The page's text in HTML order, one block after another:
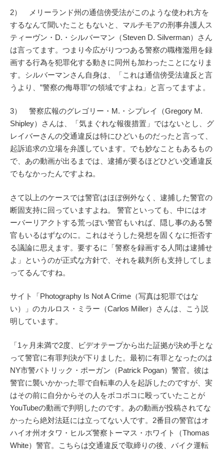
2） メリーランド州の通信傍受法がこのような使われ方を
するなんて聞いたこともないと、マルチモアの刑事弁護人ス
ティーヴン・D.・シルバーマン（Steven D. Silverman）さん
は言ってます。つまり今広がりつつある警察の職権濫用を録
画する行為を犯罪化する動きに同州も加わったことになりま
す。シルバーマンさん自身は、「これは通信傍受法違反と言
うより、”警察の侮辱罪”の領域ですよね」と言ってますよ。
3） 警察広報のグレゴリー・M.・シプレイ（Gregory M.
Shipley）さんは、「気まぐれな報復措置」ではないとし、グ
レイバーさんの交通違反は特にひどいものだったと言って、
起訴追求の立場を弁護しています。でも妙なこともあるもの
で、あの動画が出るまでは、逮捕が要るほどひどい交通違反
でもなかったんですよね。
さて以上のケースでは警官はほぼ例外なく、逮捕した警官の
断固支持に回っていますよね。 警官といっても、中にはオ
ーバーリアクトする荒っぽい警官もいれば、隠し事のある警
官もいるはずなのに。これはそうした発想を固くなに拒否す
る議論に思えます。要するに「警察を録画する人間は逮捕せ
よ」というのが正式な方針で、それを裁判所も支持してしま
ってるんですね。
サイト「Photography Is Not A Crime（写真は犯罪ではな
い）」のカルロス・ミラー（Carlos Miller）さんは、こう説
明しています。
「1ヶ月未満で2度、ビデオテープから出た証拠が決め手とな
って警官に有罪判決が下りました。最初に有罪となったのは
NY市警パトリック・ポーガン（Patrick Pogan）警官。彼は
警官に襲いかかった罪で自転車の人を起訴したのですが、実
はその前に自分からその人をボコボコに殴っていたことが
YouTubeの動画で判明したのです。あの動画が投稿されてな
かったら絶対法廷には立ってない人です。2番目の警官はオ
ハイオ州オタワ・ヒルズ警察トーマス・ホワイト（Thomas
White）警官。こちらは交通違反で取締りの後、バイク運転